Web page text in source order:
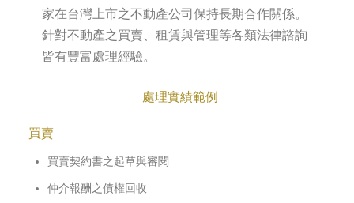
家在台灣上市之不動產公司保持長期合作關係。
針對不動產之買賣、租賃與管理等各類法律諮詢
皆有豐富處理經驗。
處理實績範例
買賣
買賣契約書之起草與審閱
仲介報酬之債權回收